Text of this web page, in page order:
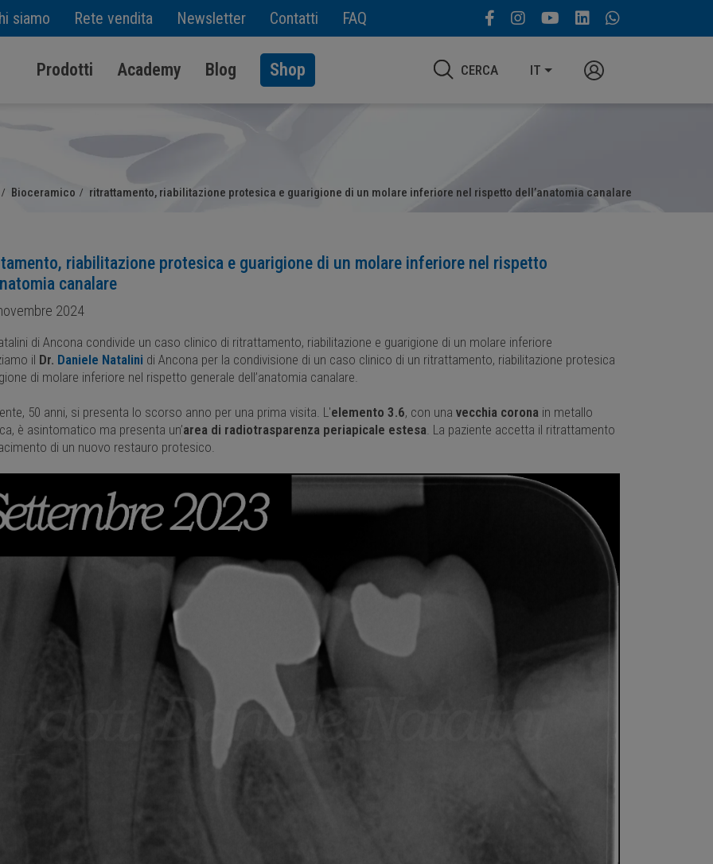
siamo Rete vendita Newsletter Contatti FAQ
CERCA IT
Prodotti Academy Blog Shop
Bioceramico ritrattamento, riabilitazione protesica e guarigione di un molare inferiore nel rispetto dell’anatomia canalare
riabilitazione protesica e guarigione di un molare inferiore nel rispetto
canalare
2024
di Ancona condivide un caso clinico di ritrattamento, riabilitazione e guarigione di un molare inferiore
il Dr. Daniele Natalini di Ancona per la condivisione di un caso clinico di un ritrattamento, riabilitazione protesica
di molare inferiore nel rispetto generale dell’anatomia canalare.
50 anni, si presenta lo scorso anno per una prima visita. L'elemento 3.6, con una vecchia corona in metallo
è asintomatico ma presenta un’area di radiotrasparenza periapicale estesa . La paziente accetta il ritrattamento
di un nuovo restauro protesico.